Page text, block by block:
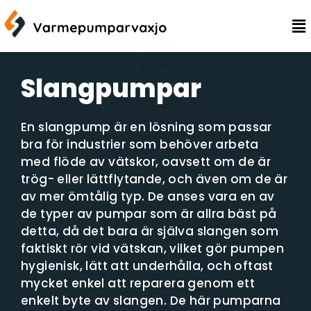
Slangpumpar
En slangpump är en lösning som passar
bra för industrier som behöver arbeta
med flöde av vätskor, oavsett om de är
trög- eller lättflytande, och även om de är
av mer ömtålig typ. De anses vara en av
de typer av pumpar som är allra bäst på
detta, då det bara är själva slangen som
faktiskt rör vid vätskan, vilket gör pumpen
hygienisk, lätt att underhålla, och oftast
mycket enkel att reparera genom ett
enkelt byte av slangen. De här pumparna